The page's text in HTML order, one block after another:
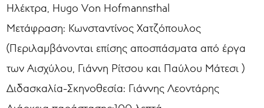
Ηλέκτρα, Hugo Von Hofmannsthal
Μετάφραση: Κωνσταντίνος Χατζόπουλος
(Περιλαμβάνονται επίσης αποσπάσματα από έργα
των Αισχύλου, Γιάννη Ρίτσου και Παύλου Μάτεσι )
Διδασκαλία-Σκηνοθεσία: Γιάννης Λεοντάρης